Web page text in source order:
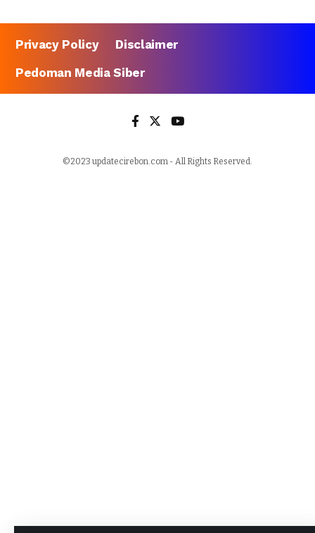
Privacy Policy
Disclaimer
Pedoman Media Siber
©2023 updatecirebon.com - All Rights Reserved.